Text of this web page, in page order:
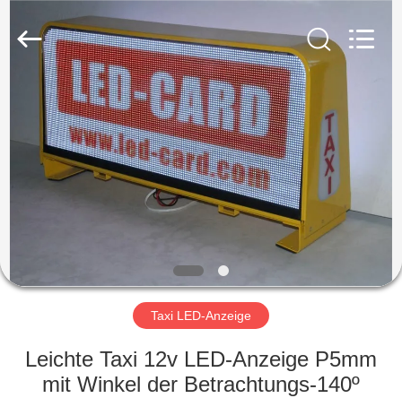
HAUSE
PRODUKTE
ÜBER
WERKSBESICHTIGUNG
Technology
Reserved.
Taxi LED-Anzeige
Leichte Taxi 12v LED-Anzeige P5mm
mit Winkel der Betrachtungs-140º